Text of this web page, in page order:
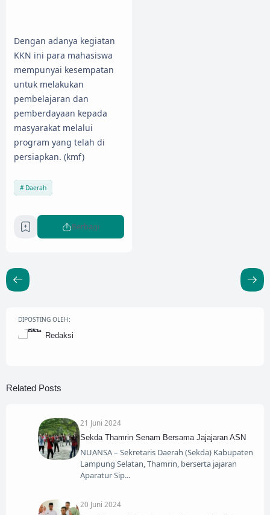
Dengan adanya kegiatan
KKN ini para mahasiswa
mempunyai kesempatan
untuk melakukan
pembelajaran dan
pemberdayaan kepada
masyarakat melalui
program yang telah di
persiapkan. (kmf)
Daerah
Berbagi
DIPOSTING OLEH:
Redaksi
Related Posts
21 Juni 2024
Sekda Thamrin Senam Bersama Jajajaran ASN
NUANSA – Sekretaris Daerah (Sekda) Kabupaten
Lampung Selatan, Thamrin, berserta jajaran
Aparatur Sip
20 Juni 2024